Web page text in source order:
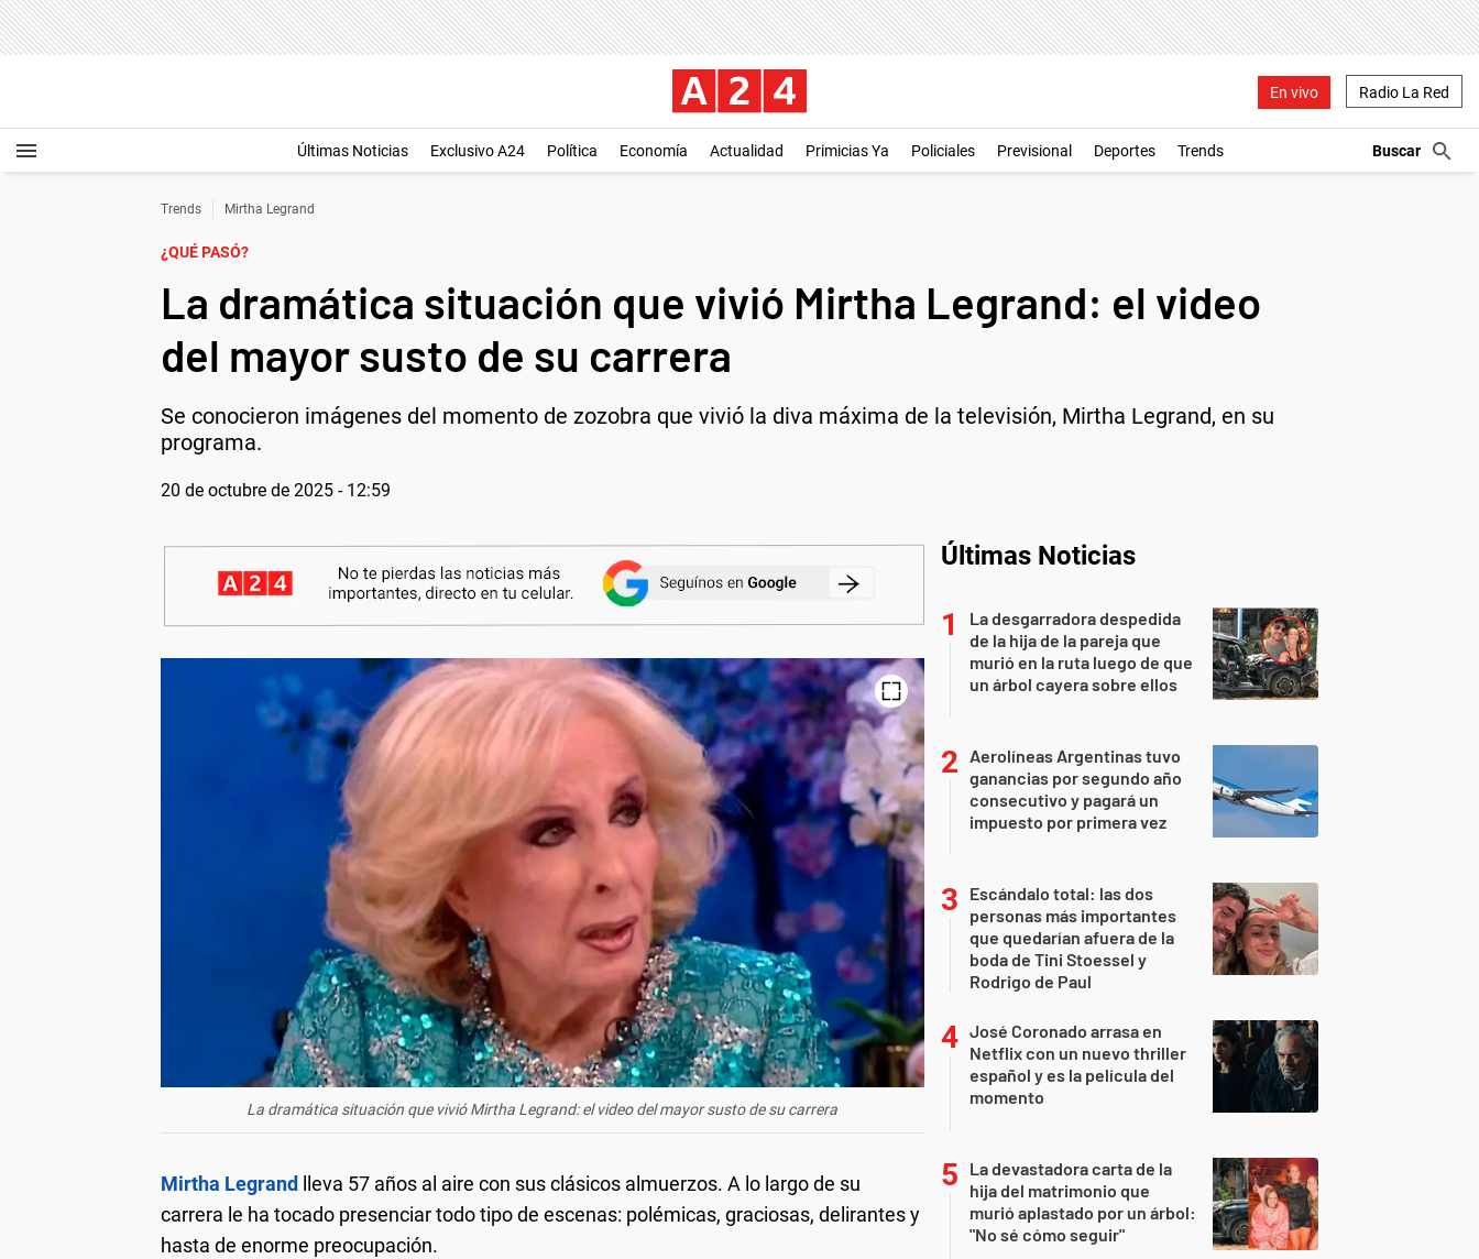
En vivo Radio La Red
Últimas Noticias Exclusivo A24 Política Economía Actualidad Primicias Ya Policiales Previsional Deportes Trends
Trends Mirtha Legrand
¿QUÉ PASÓ?
La dramática situación que vivió Mirtha Legrand: el video
del mayor susto de su carrera
Se conocieron imágenes del momento de zozobra que vivió la diva máxima de la televisión, Mirtha Legrand, en su
programa.
20 de octubre de 2025 - 12:59
La dramática situación que vivió Mirtha Legrand: el video del mayor susto de su carrera
Mirtha Legrand
lleva 57 años al aire con sus clásicos almuerzos. A lo largo de su
carrera le ha tocado presenciar todo tipo de escenas: polémicas, graciosas, delirantes y
hasta de enorme preocupación.
Últimas Noticias
La desgarradora despedida
de la hija de la pareja que
murió en la ruta luego de que
un árbol cayera sobre ellos
Aerolíneas Argentinas tuvo
ganancias por segundo año
consecutivo y pagará un
impuesto por primera vez
Escándalo total: las dos
personas más importantes
que quedarían afuera de la
boda de Tini Stoessel y
Rodrigo de Paul
José Coronado arrasa en
Netflix con un nuevo thriller
español y es la película del
momento
La devastadora carta de la
hija del matrimonio que
murió aplastado por un árbol:
"No sé cómo seguir"